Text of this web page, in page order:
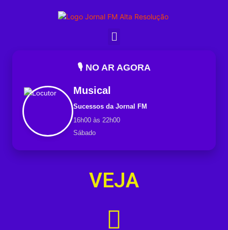
🎙️ NO AR AGORA
Musical
Sucessos da Jornal FM
16h00 às 22h00
Sábado
VEJA